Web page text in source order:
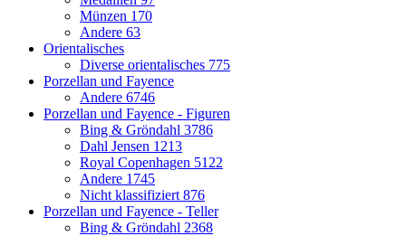
Münzen 170
Andere 63
Orientalisches
Diverse orientalisches 775
Porzellan und Fayence
Andere 6746
Porzellan und Fayence - Figuren
Bing & Gröndahl 3786
Dahl Jensen 1213
Royal Copenhagen 5122
Andere 1745
Nicht klassifiziert 876
Porzellan und Fayence - Teller
Bing & Gröndahl 2368